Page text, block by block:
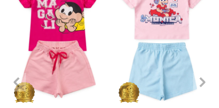
1 6 1 6
10